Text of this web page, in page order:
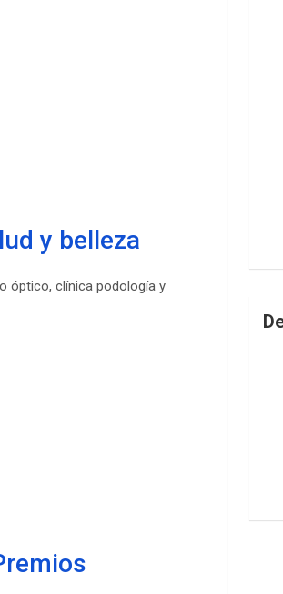
y belleza
óptico, clínica podología y